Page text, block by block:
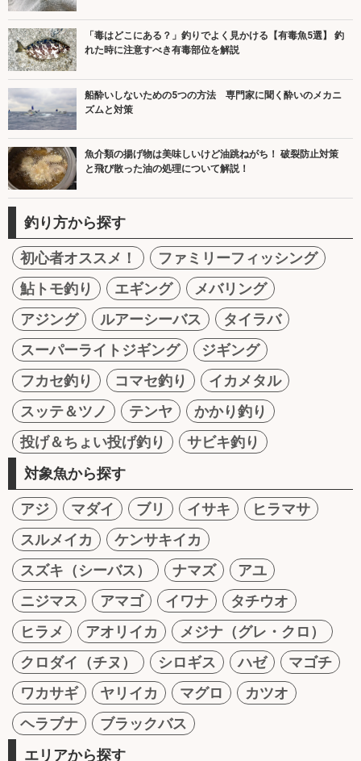
「毒はどこにある？」釣りでよく見かける【有毒魚5選】 釣
れた時に注意すべき有毒部位を解説
船酔いしないための5つの方法 専門家に聞く酔いのメカニ
ズムと対策
魚介類の揚げ物は美味しいけど油跳ねがち！ 破裂防止対策
と飛び散った油の処理について解説！
釣り方から探す
初心者オススメ！
ファミリーフィッシング
鮎トモ釣り
エギング
メバリング
アジング
ルアーシーバス
タイラバ
スーパーライトジギング
ジギング
フカセ釣り
コマセ釣り
イカメタル
スッテ＆ツノ
テンヤ
かかり釣り
投げ＆ちょい投げ釣り
サビキ釣り
対象魚から探す
アジ マダイ ブリ イサキ
ヒラマサ
スルメイカ
ケンサキイカ
スズキ（シーバス）
ナマズ
アユ
ニジマス
アマゴ イワナ
タチウオ
ヒラメ
アオリイカ
メジナ（グレ・クロ）
クロダイ（チヌ）
シロギス ハゼ
マゴチ
ワカサギ
ヤリイカ マグロ
カツオ
ヘラブナ
ブラックバス
エリアから探す